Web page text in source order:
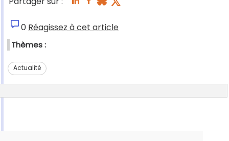
0 Réagissez à cet article
Thèmes :
Actualité